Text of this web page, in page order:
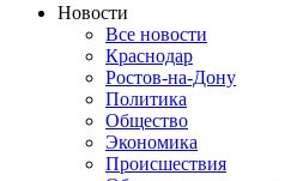
Новости
Все новости
Краснодар
Ростов-на-Дону
Политика
Общество
Экономика
Происшествия